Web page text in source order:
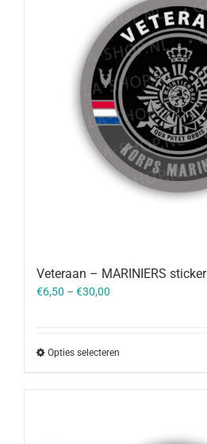
Veteraan – MARINIERS sticker
€6,50 – €30,00
Opties selecteren